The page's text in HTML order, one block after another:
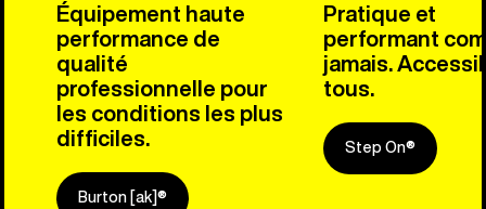
Équipement haute
performance de
qualité
professionnelle pour
les conditions les plus
difficiles.
Burton [ak]®
Pratique et
performant
jamais.
tous.
Step On®